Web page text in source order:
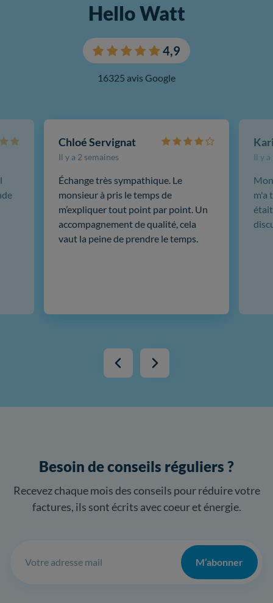
Hello Watt
4,9
16325 avis Google
Chloé Servignat
Il y a 2 semaines
Échange très sympathique. Le
monsieur à pris le temps de
m’expliquer tout point par point. Un
accompagnement de qualité, cela
vaut la peine de prendre le temps.
Il y
m'a
Besoin de conseils réguliers ?
Recevez chaque mois des conseils pour réduire votre
factures, ils sont écrits avec coeur et énergie.
newsletter
M’abonner